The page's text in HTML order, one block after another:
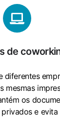
de
diferentes
mesmas
os
e evita
de
coworking